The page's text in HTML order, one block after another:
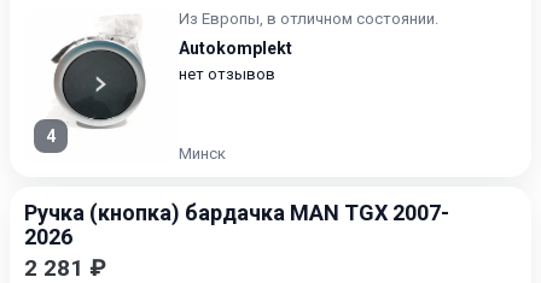
4
Из Европы, в отличном состоянии.
Autokomplekt
нет отзывов
Минск
Ручка (кнопка) бардачка MAN TGX 2007-
2026
2 281 ₽